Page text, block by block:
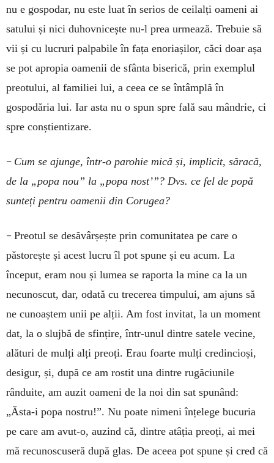
nu e gospodar, nu este luat în serios de ceilalți oameni ai
satului și nici duhovnicește nu-l prea urmează. Trebuie să
vii și cu lucruri palpabile în fața enoriașilor, căci doar așa
se pot apropia oamenii de sfânta biserică, prin exemplul
preotului, al familiei lui, a ceea ce se întâmplă în
gospodăria lui. Iar asta nu o spun spre fală sau mândrie, ci
spre conștientizare.
– Cum se ajunge, într-o parohie mică și, implicit, săracă,
de la „popa nou” la „popa nost’”? Dvs. ce fel de popă
sunteți pentru oamenii din Corugea?
– Preotul se desăvârșește prin comunitatea pe care o
păstorește și acest lucru îl pot spune și eu acum. La
început, eram nou și lumea se raporta la mine ca la un
necunoscut, dar, odată cu trecerea timpului, am ajuns să
ne cunoaștem unii pe alții. Am fost invitat, la un moment
dat, la o slujbă de sfințire, într-unul dintre satele vecine,
alături de mulți alți preoți. Erau foarte mulți credincioși,
de­si­gur, și, după ce am rostit una dintre rugăciunile
rânduite, am auzit oameni de la noi din sat spunând:
„Ăsta-i popa nostru!”. Nu poate nimeni înțelege bucuria
pe care am avut-o, auzind că, dintre atâția preoți, ai mei
mă recunoscuseră după glas. De aceea pot spune și cred că